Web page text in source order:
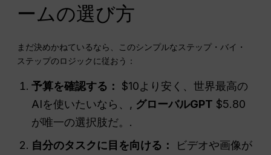
ームの選び方
まだ決めかねているなら、このシンプルなステップ・バイ・
ステップのロジックに従おう：
予算を確認する：
$10より安く、世界最高の
AIを使いたいなら、, グローバルGPT $5.80
が唯一の選択肢だ。.
自分のタスクに目を向ける：
ビデオや画像が